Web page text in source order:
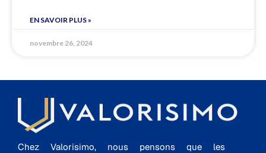
EN SAVOIR PLUS »
novembre 26, 2024
Chez Valorisimo, nous pensons que les